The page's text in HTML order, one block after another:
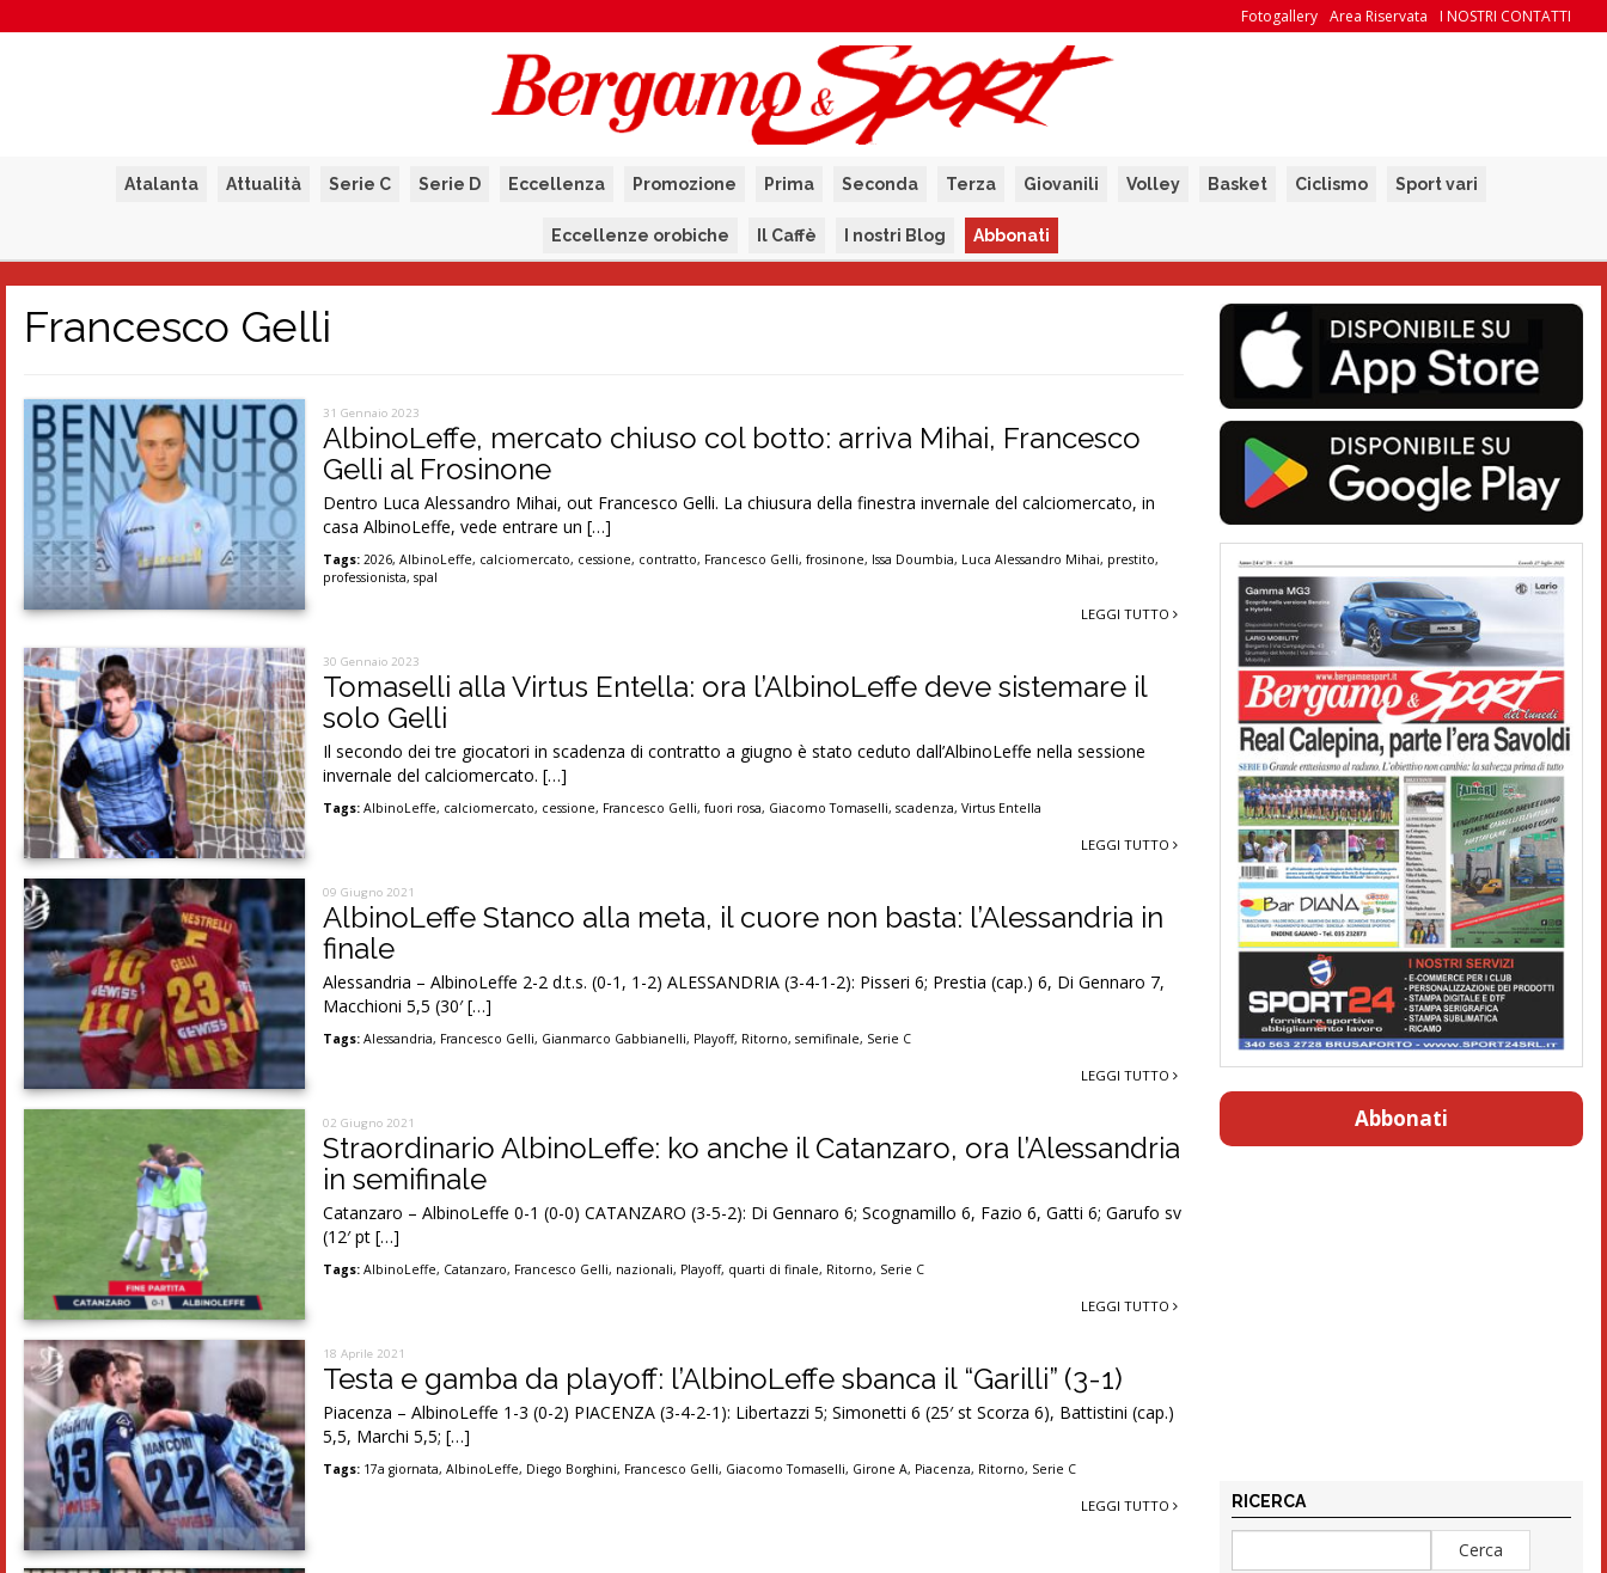
I NOSTRI CONTATTI
Area Riservata
Fotogallery
Atalanta Attualità Serie C Serie D Eccellenza Promozione Prima Seconda Terza Giovanili Volley Basket Ciclismo Sport vari
Eccellenze orobiche Il Caffè I nostri Blog Abbonati
Francesco Gelli
31 Gennaio 2023
AlbinoLeffe, mercato chiuso col botto: arriva Mihai, Francesco
Gelli al Frosinone
Dentro Luca Alessandro Mihai, out Francesco Gelli. La chiusura della finestra invernale del calciomercato, in
casa AlbinoLeffe, vede entrare un […]
Tags: 2026,AlbinoLeffe, calciomercato, cessione, contratto, Francesco Gelli,frosinone, Issa Doumbia, Luca Alessandro Mihai, prestito,
professionista,spal
LEGGI TUTTO
30 Gennaio 2023
Tomaselli alla Virtus Entella: ora l’AlbinoLeffe deve sistemare il
solo Gelli
Il secondo dei tre giocatori in scadenza di contratto a giugno è stato ceduto dall’AlbinoLeffe nella sessione
invernale del calciomercato. […]
Tags: AlbinoLeffe, calciomercato, cessione, Francesco Gelli,fuori rosa, Giacomo Tomaselli,scadenza,Virtus Entella
LEGGI TUTTO
09 Giugno 2021
AlbinoLeffe Stanco alla meta, il cuore non basta: l’Alessandria in
finale
Alessandria – AlbinoLeffe 2-2 d.t.s. (0-1, 1-2) ALESSANDRIA (3-4-1-2): Pisseri 6; Prestia (cap.) 6, Di Gennaro 7,
Macchioni 5,5 (30′ […]
Tags: Alessandria, Francesco Gelli, Gianmarco Gabbianelli, Playoff, Ritorno,semifinale, Serie C
LEGGI TUTTO
02 Giugno 2021
Straordinario AlbinoLeffe: ko anche il Catanzaro, ora l’Alessandria
in semifinale
Catanzaro – AlbinoLeffe 0-1 (0-0) CATANZARO (3-5-2): Di Gennaro 6; Scognamillo 6, Fazio 6, Gatti 6; Garufo sv
(12′ pt […]
Tags: AlbinoLeffe, Catanzaro, Francesco Gelli, nazionali, Playoff, quarti di finale, Ritorno, Serie C
LEGGI TUTTO
18 Aprile 2021
Testa e gamba da playoff: l’AlbinoLeffe sbanca il “Garilli” (3-1)
Piacenza – AlbinoLeffe 1-3 (0-2) PIACENZA (3-4-2-1): Libertazzi 5; Simonetti 6 (25′ st Scorza 6), Battistini (cap.)
5,5, Marchi 5,5; […]
Tags: 17a giornata,AlbinoLeffe, Diego Borghini, Francesco Gelli, Giacomo Tomaselli, Girone A, Piacenza, Ritorno, Serie C
LEGGI TUTTO
Abbonati
RICERCA